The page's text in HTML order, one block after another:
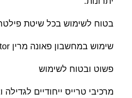
בטוח לשימוש בכל שיטת
שימוש במחשבון פאונה מרין AquaCalculator
פשוט ובטוח לשימוש
מרכיבי טרייס ייחודיים לגדילה